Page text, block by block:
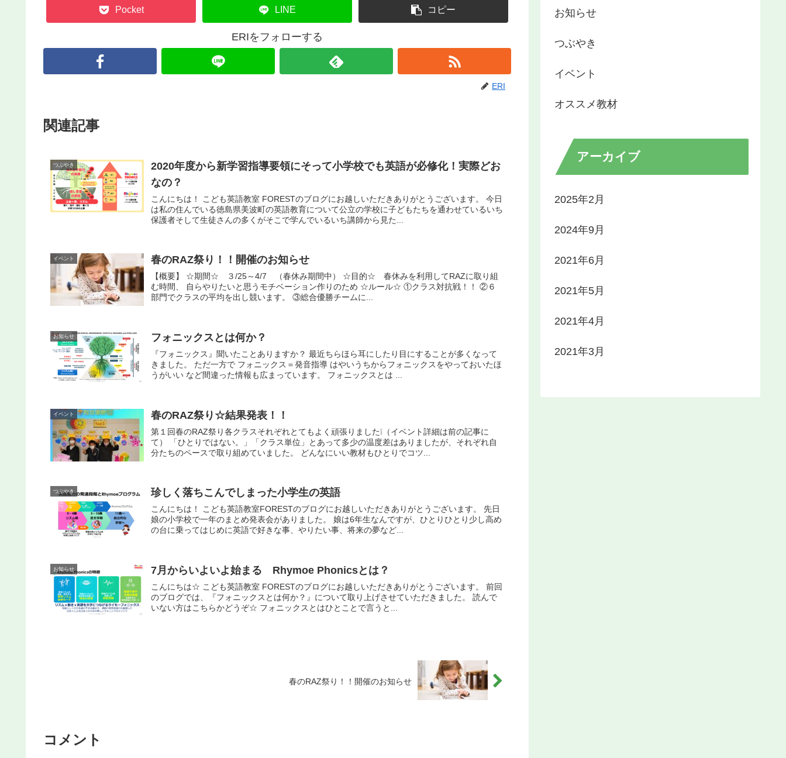
Pocket LINE コピー
ERIをフォローする
ERI
関連記事
つぶやき
2020年度から新学習指導要領にそって小学校でも英語が必修化！実際どお
なの？
こんにちは！ こども英語教室 FORESTのブログにお越しいただきありがとうございます。 今日
は私の住んでいる徳島県美波町の英語教育について公立の学校に子どもたちを通わせているいち
保護者そして生徒さんの多くがそこで学んでいるいち講師から見た...
イベント 春のRAZ祭り！！開催のお知らせ
【概要】 ☆期間☆ ３/25～4/7 （春休み期間中） ☆目的☆ 春休みを利用してRAZに取り組
む時間、 自らやりたいと思うモチベーション作りのため ☆ルール☆ ①クラス対抗戦！！ ②６
部門でクラスの平均を出し競います。 ③総合優勝チームに...
お知らせ フォニックスとは何か？
『フォニックス』聞いたことありますか？ 最近ちらほら耳にしたり目にすることが多くなって
きました。 ただ一方で フォニックス＝発音指導 はやいうちからフォニックスをやっておいたほ
うがいい など間違った情報も広まっています。 フォニックスとは ...
イベント 春のRAZ祭り☆結果発表！！
第１回春のRAZ祭り各クラスそれぞれとてもよく頑張りました❕（イベント詳細は前の記事に
て） 「ひとりではない。」「クラス単位」とあって多少の温度差はありましたが、それぞれ自
分たちのペースで取り組めていました。 どんなにいい教材もひとりでコツ...
つぶやき 珍しく落ちこんでしまった小学生の英語
こんにちは！ こども英語教室FORESTのブログにお越しいただきありがとうございます。 先日
娘の小学校で一年のまとめ発表会がありました。 娘は6年生なんですが、ひとりひとり少し高め
の台に乗ってはじめに英語で好きな事、やりたい事、将来の夢など...
お知らせ 7月からいよいよ始まる Rhymoe Phonicsとは？
こんにちは☆ こども英語教室 FORESTのブログにお越しいただきありがとうございます。 前回
のブログでは、『フォニックスとは何か？』について取り上げさせていただきました。 読んで
いない方はこちらかどうぞ☆ フォニックスとはひとことで言うと...
春のRAZ祭り！！開催のお知らせ
コメント
お知らせ
つぶやき
イベント
オススメ教材
アーカイブ
2025年2月
2024年9月
2021年6月
2021年5月
2021年4月
2021年3月